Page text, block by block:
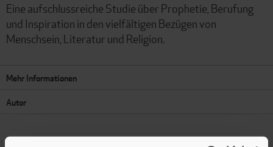
Eine aufschlussreiche Studie über Prophetie, Berufung
und Inspiration in den vielfältigen Bezügen von
Menschsein, Literatur und Religion.
Mehr Informationen
Autor